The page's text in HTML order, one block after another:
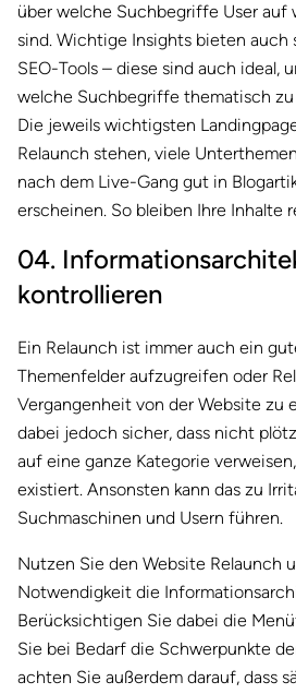
über welche Suchbegriffe User auf
sind. Wichtige Insights bieten auch
SEO-Tools – diese sind auch ideal,
welche Suchbegriffe thematisch zu
Die jeweils wichtigsten
Relaunch stehen, viele
nach dem Live-Gang gut in
erscheinen. So bleiben Ihre Inhalte
04.
kontrollieren
Ein Relaunch ist immer auch ein
Themenfelder aufzugreifen oder
Vergangenheit von der Website zu
dabei jedoch sicher, dass nicht
auf eine ganze Kategorie
existiert. Ansonsten kann das zu
Suchmaschinen und Usern führen.
Nutzen Sie den Website Relaunch
Notwendigkeit die
Berücksichtigen Sie dabei die
Sie bei Bedarf die Schwerpunkte
achten Sie außerdem darauf, dass